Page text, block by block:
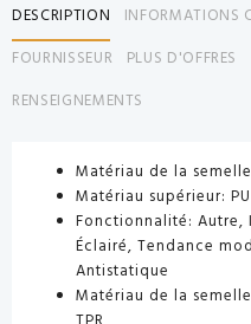
DESCRIPTION INFORMATIONS
FOURNISSEUR
PLUS D'OFFRES
RENSEIGNEMENTS
Matériau de la
Matériau supérieur: PU
Fonctionnalité: Autre,
Éclairé, Tendance
Antistatique
Matériau de la